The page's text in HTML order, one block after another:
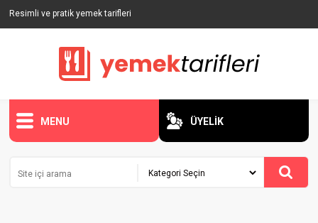
Resimli ve pratik yemek tarifleri
MENU ÜYELİK